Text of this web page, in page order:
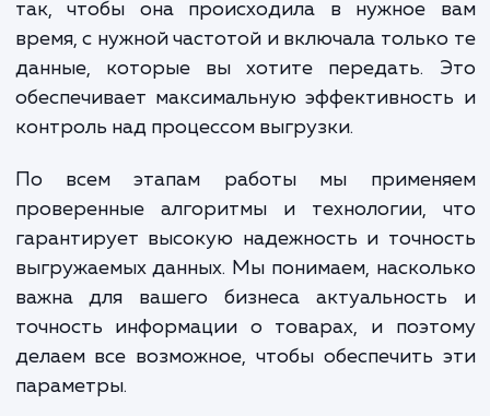
выполняются нашими
специалистами, которые имеют
знания и опыт в области управления
Одним из ключевых преимуществ,
получаете при использовании нашей
является возможность гибкой
процесса выгрузки в соответствии с
требованиями. Мы можем настроить
так, чтобы она происходила в нужное
время, с нужной частотой и включала
данные, которые вы хотите передать.